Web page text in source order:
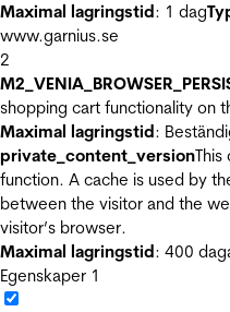
Maximal lagringstid: 1 dag
www.garnius.se
2
shopping cart functionality on
Maximal lagringstid:
private_content_versionThis
function. A cache is used by
between the visitor and the
visitor’s browser.
Maximal lagringstid: 400
Egenskaper 1